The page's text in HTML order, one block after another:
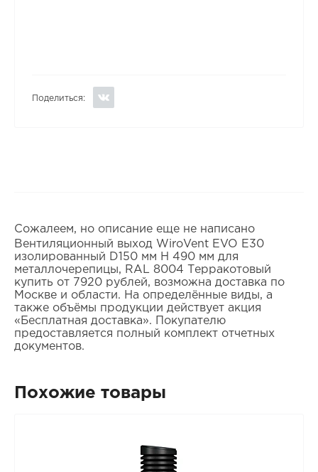
Поделиться:
Сожалеем, но описание еще не написано
Вентиляционный выход WiroVent EVO E30
изолированный D150 мм Н 490 мм для
металлочерепицы, RAL 8004 Терракотовый
купить от 7920 рублей, возможна доставка по
Москве и области. На определённые виды, а
также объёмы продукции действует акция
«Бесплатная доставка». Покупателю
предоставляется полный комплект отчетных
документов.
Похожие товары